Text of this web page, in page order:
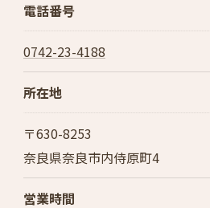
電話番号
0742-23-4188
所在地
〒630-8253
奈良県奈良市内侍原町4
営業時間